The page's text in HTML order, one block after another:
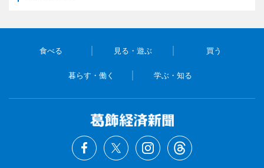
食べる 見る・遊ぶ 買う
暮らす・働く 学ぶ・知る